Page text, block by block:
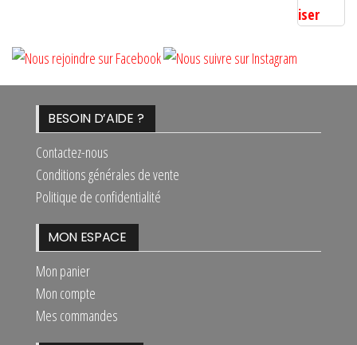
BESOIN D’AIDE ?
Contactez-nous
Conditions générales de vente
Politique de confidentialité
MON ESPACE
Mon panier
Mon compte
Mes commandes